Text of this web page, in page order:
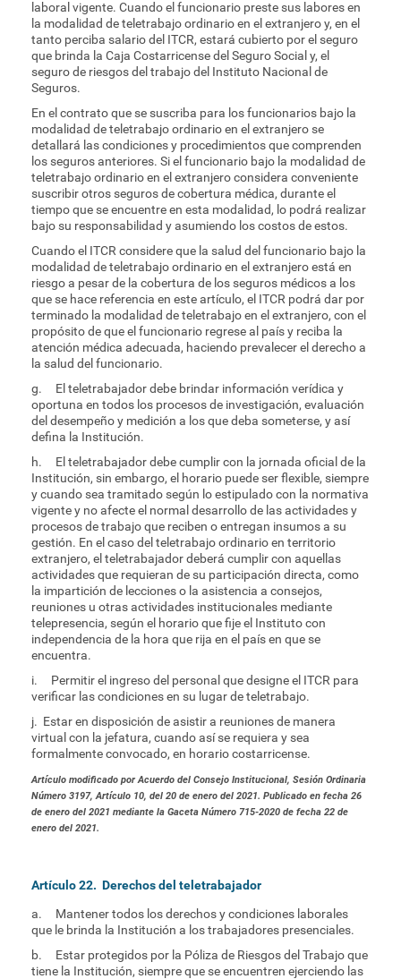
laboral vigente. Cuando el funcionario preste sus labores en
la modalidad de teletrabajo ordinario en el extranjero y, en el
tanto perciba salario del ITCR, estará cubierto por el seguro
que brinda la Caja Costarricense del Seguro Social y, el
seguro de riesgos del trabajo del Instituto Nacional de
Seguros.
En el contrato que se suscriba para los funcionarios bajo la
modalidad de teletrabajo ordinario en el extranjero se
detallará las condiciones y procedimientos que comprenden
los seguros anteriores. Si el funcionario bajo la modalidad de
teletrabajo ordinario en el extranjero considera conveniente
suscribir otros seguros de cobertura médica, durante el
tiempo que se encuentre en esta modalidad, lo podrá realizar
bajo su responsabilidad y asumiendo los costos de estos.
Cuando el ITCR considere que la salud del funcionario bajo la
modalidad de teletrabajo ordinario en el extranjero está en
riesgo a pesar de la cobertura de los seguros médicos a los
que se hace referencia en este artículo, el ITCR podrá dar por
terminado la modalidad de teletrabajo en el extranjero, con el
propósito de que el funcionario regrese al país y reciba la
atención médica adecuada, haciendo prevalecer el derecho a
la salud del funcionario.
g. El teletrabajador debe brindar información verídica y
oportuna en todos los procesos de investigación, evaluación
del desempeño y medición a los que deba someterse, y así
defina la Institución.
h. El teletrabajador debe cumplir con la jornada oficial de la
Institución, sin embargo, el horario puede ser flexible, siempre
y cuando sea tramitado según lo estipulado con la normativa
vigente y no afecte el normal desarrollo de las actividades y
procesos de trabajo que reciben o entregan insumos a su
gestión. En el caso del teletrabajo ordinario en territorio
extranjero, el teletrabajador deberá cumplir con aquellas
actividades que requieran de su participación directa, como
la impartición de lecciones o la asistencia a consejos,
reuniones u otras actividades institucionales mediante
telepresencia, según el horario que fije el Instituto con
independencia de la hora que rija en el país en que se
encuentra.
i. Permitir el ingreso del personal que designe el ITCR para
verificar las condiciones en su lugar de teletrabajo.
j. Estar en disposición de asistir a reuniones de manera
virtual con la jefatura, cuando así se requiera y sea
formalmente convocado, en horario costarricense.
Artículo modificado por Acuerdo del Consejo Institucional, Sesión Ordinaria
Número 3197, Artículo 10, del 20 de enero del 2021. Publicado en fecha 26
de enero del 2021 mediante la Gaceta Número 715-2020 de fecha 22 de
enero del 2021.
Artículo 22. Derechos del teletrabajador
a. Mantener todos los derechos y condiciones laborales
que le brinda la Institución a los trabajadores presenciales.
b. Estar protegidos por la Póliza de Riesgos del Trabajo que
tiene la Institución, siempre que se encuentren ejerciendo las